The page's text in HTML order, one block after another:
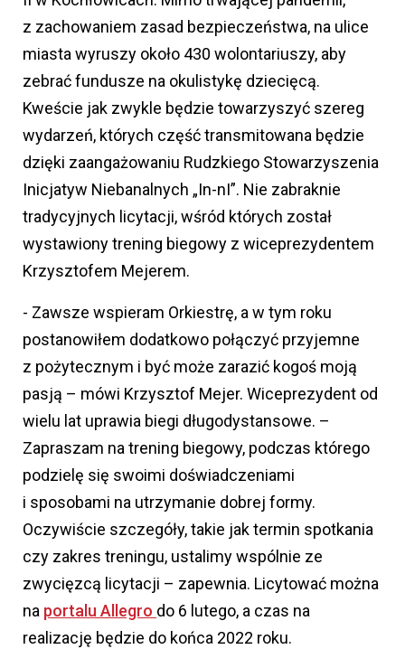
z zachowaniem zasad bezpieczeństwa, na ulice
miasta wyruszy około 430 wolontariuszy, aby
zebrać fundusze na okulistykę dziecięcą.
Kweście jak zwykle będzie towarzyszyć szereg
wydarzeń, których część transmitowana będzie
dzięki zaangażowaniu Rudzkiego Stowarzyszenia
Inicjatyw Niebanalnych „In-nI”. Nie zabraknie
tradycyjnych licytacji, wśród których został
wystawiony trening biegowy z wiceprezydentem
Krzysztofem Mejerem.
- Zawsze wspieram Orkiestrę, a w tym roku
postanowiłem dodatkowo połączyć przyjemne
z pożytecznym i być może zarazić kogoś moją
pasją – mówi Krzysztof Mejer. Wiceprezydent od
wielu lat uprawia biegi długodystansowe. –
Zapraszam na trening biegowy, podczas którego
podzielę się swoimi doświadczeniami
i sposobami na utrzymanie dobrej formy.
Oczywiście szczegóły, takie jak termin spotkania
czy zakres treningu, ustalimy wspólnie ze
zwycięzcą licytacji – zapewnia. Licytować można
na portalu Allegro do 6 lutego, a czas na
realizację będzie do końca 2022 roku.